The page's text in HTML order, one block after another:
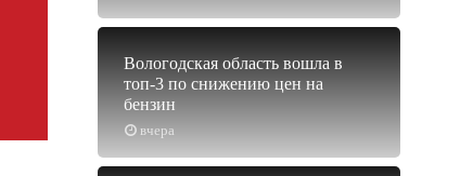
вчера
Вологодская область вошла в
топ-3 по снижению цен на
бензин